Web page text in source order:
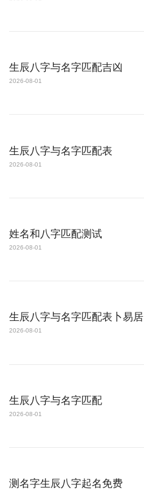
生辰八字与名字匹配吉凶
2026-08-01
生辰八字与名字匹配表
2026-08-01
姓名和八字匹配测试
2026-08-01
生辰八字与名字匹配表卜易居
2026-08-01
生辰八字与名字匹配
2026-08-01
测名字生辰八字起名免费